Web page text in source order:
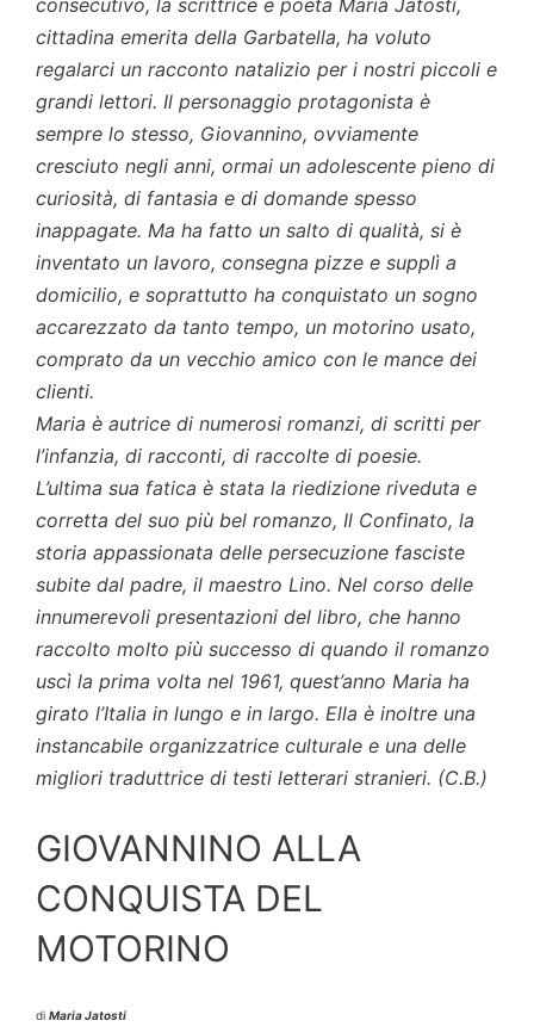
consecutivo, la scrittrice e poeta Maria Jatosti,
cittadina emerita della Garbatella, ha voluto
regalarci un racconto natalizio per i nostri piccoli e
grandi lettori. Il personaggio protagonista è
sempre lo stesso, Giovannino, ovviamente
cresciuto negli anni, ormai un adolescente pieno di
curiosità, di fantasia e di domande spesso
inappagate. Ma ha fatto un salto di qualità, si è
inventato un lavoro, consegna pizze e supplì a
domicilio, e soprattutto ha conquistato un sogno
accarezzato da tanto tempo, un motorino usato,
comprato da un vecchio amico con le mance dei
clienti.
Maria è autrice di numerosi romanzi, di scritti per
l’infanzia, di racconti, di raccolte di poesie.
L’ultima sua fatica è stata la riedizione riveduta e
corretta del suo più bel romanzo, Il Confinato, la
storia appassionata delle persecuzione fasciste
subite dal padre, il maestro Lino. Nel corso delle
innumerevoli presentazioni del libro, che hanno
raccolto molto più successo di quando il romanzo
uscì la prima volta nel 1961, quest’anno Maria ha
girato l’Italia in lungo e in largo. Ella è inoltre una
instancabile organizzatrice culturale e una delle
migliori traduttrice di testi letterari stranieri. (C.B.)
GIOVANNINO ALLA
CONQUISTA DEL
MOTORINO
di Maria Jatosti